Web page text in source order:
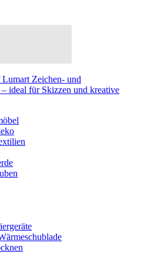
Lumart Zeichen- und
ideal für Skizzen und kreative